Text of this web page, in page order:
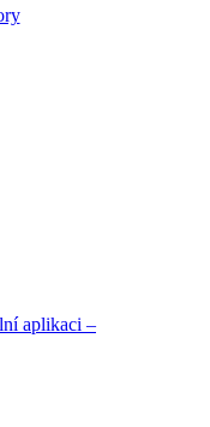
aplikaci –